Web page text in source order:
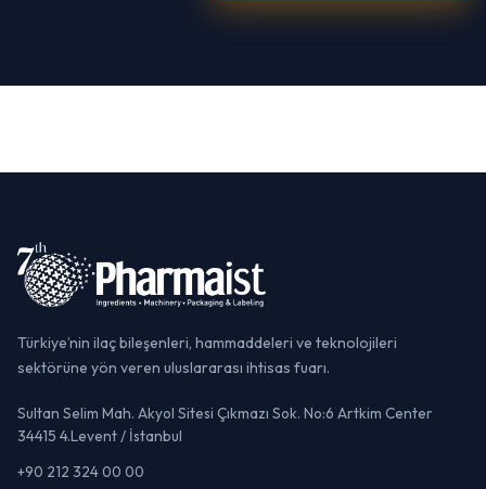
Türkiye’nin ilaç bileşenleri, hammaddeleri ve teknolojileri
sektörüne yön veren uluslararası ihtisas fuarı.
Sultan Selim Mah. Akyol Sitesi Çıkmazı Sok. No:6 Artkim Center
34415 4.Levent / İstanbul
+90 212 324 00 00